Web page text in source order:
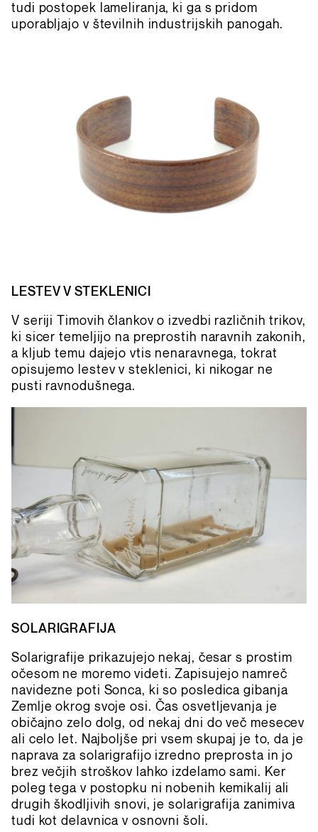
tudi postopek lameliranja, ki ga s pridom
uporabljajo v številnih industrijskih panogah.
LESTEV V STEKLENICI
V seriji Timovih člankov o izvedbi različnih trikov,
ki sicer temeljijo na preprostih naravnih zakonih,
a kljub temu dajejo vtis nenaravnega, tokrat
opisujemo lestev v steklenici, ki nikogar ne
pusti ravnodušnega.
SOLARIGRAFIJA
Solarigrafije prikazujejo nekaj, česar s prostim
očesom ne moremo videti. Zapisujejo namreč
navidezne poti Sonca, ki so posledica gibanja
Zemlje okrog svoje osi. Čas osvetljevanja je
običajno zelo dolg, od nekaj dni do več mesecev
ali celo let. Najboljše pri vsem skupaj je to, da je
naprava za solarigrafijo izredno preprosta in jo
brez večjih stroškov lahko izdelamo sami. Ker
poleg tega v postopku ni nobenih kemikalij ali
drugih škodljivih snovi, je solarigrafija zanimiva
tudi kot delavnica v osnovni šoli.